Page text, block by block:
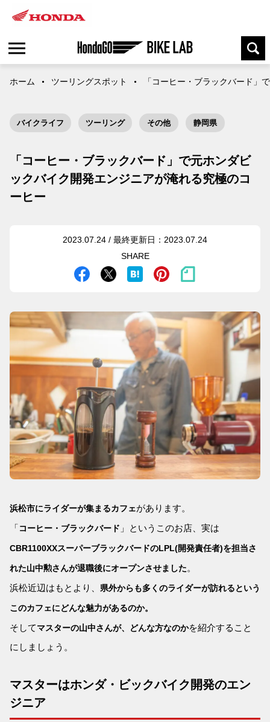
ホーム ツーリングスポット 「コーヒー・ブラックバード」
バイクライフ ツーリング その他 静岡県
「コーヒー・ブラックバード」で元ホンダビ
ックバイク開発エンジニアが淹れる究極のコ
ーヒー
2023.07.24 / 最終更新日：2023.07.24
SHARE
浜松市にライダーが集まるカフェがあります。
「コーヒー・ブラックバード 」というこのお店、実は
CBR1100XXスーパーブラックバードのLPL(開発責任者)を担当さ
れた山中勲さんが退職後にオープンさせました。
浜松近辺はもとより、 県外からも多くのライダーが訪れるという
このカフェにどんな魅力があるのか。
そしてマスターの山中さんが、どんな方なのかを紹介すること
にしましょう。
マスターはホンダ・ビックバイク開発のエン
ジニア